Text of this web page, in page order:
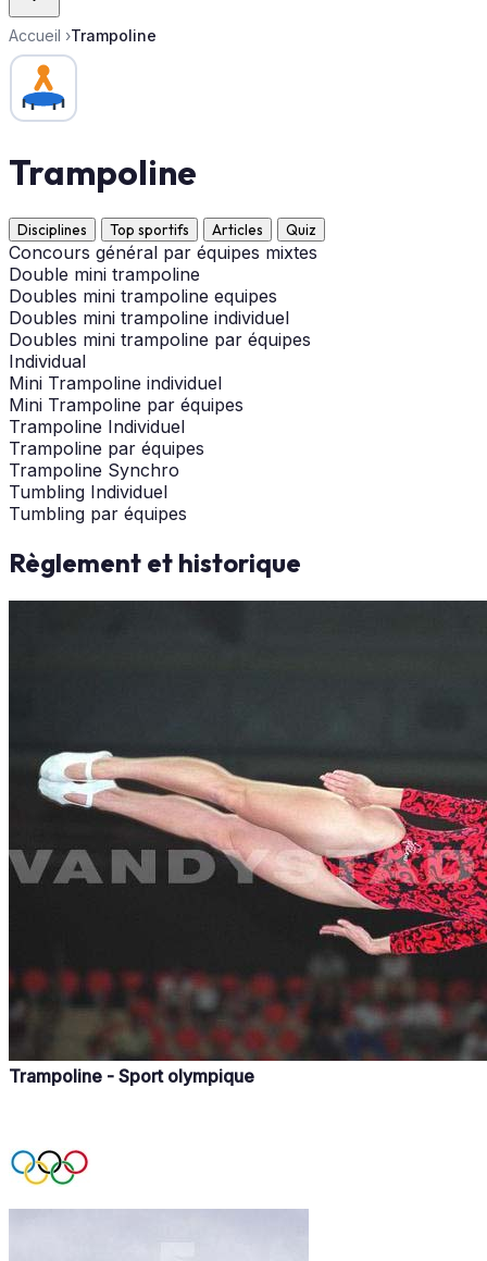
Accueil ›Trampoline
Trampoline
Disciplines Top sportifs Articles Quiz
Concours général par équipes mixtes
Double mini trampoline
Doubles mini trampoline equipes
Doubles mini trampoline individuel
Doubles mini trampoline par équipes
Individual
Mini Trampoline individuel
Mini Trampoline par équipes
Trampoline Individuel
Trampoline par équipes
Trampoline Synchro
Tumbling Individuel
Tumbling par équipes
Règlement et historique
Trampoline - Sport olympique